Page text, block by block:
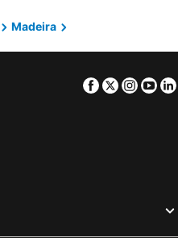
Aqua Natura Madeira Hotel
The Editory Garden Carmo Funchal
Madeira
Facebook
Twitter